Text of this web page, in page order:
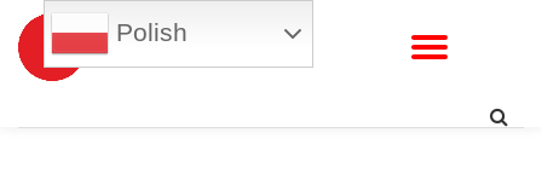
Przejdź
Polish